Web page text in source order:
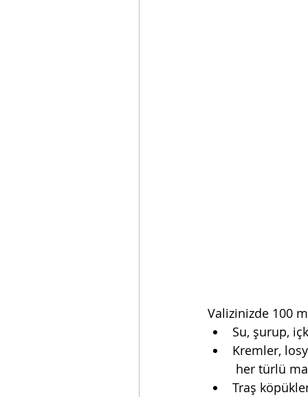
Valizinizde 100
Su, şurup,
Kremler,
her türlü
Traş